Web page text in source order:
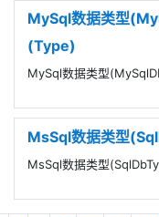
MySql数据类型
(Type)
MySql数据类型
MsSql数据类型
MsSql数据类型